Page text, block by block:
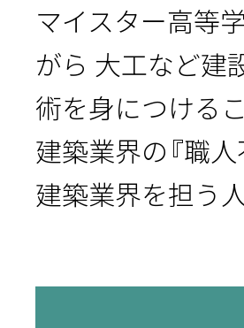
マイスター高等
がら 大工など建
術を身につける
建築業界の『職
建築業界を担う